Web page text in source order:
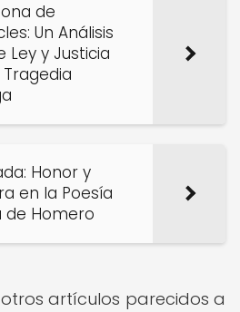
de
Un Análisis
Ley y Justicia
Honor y
en la Poesía
de Homero
artículos parecidos a